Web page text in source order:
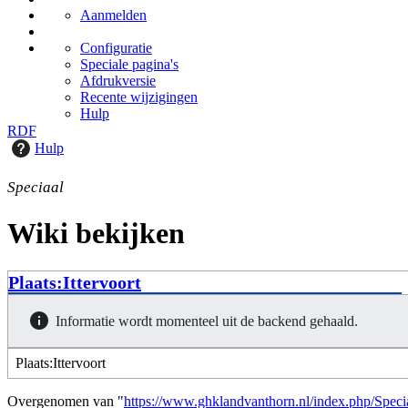
Aanmelden
Configuratie
Speciale pagina's
Afdrukversie
Recente wijzigingen
Hulp
RDF
Hulp
Speciaal
Wiki bekijken
Plaats:Ittervoort
Informatie wordt momenteel uit de backend gehaald.
Overgenomen van "https://www.ghklandvanthorn.nl/index.php/